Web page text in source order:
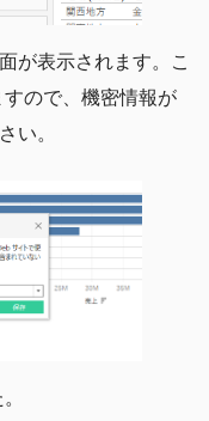
が表示されます。こ
ので、機密情報が
い。